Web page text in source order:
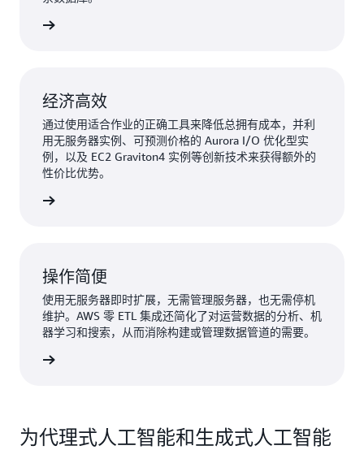
经济高效
通过使用适合作业的正确工具来降低总拥有成本，并利
用无服务器实例、可预测价格的 Aurora I/O 优化型实
例，以及 EC2 Graviton4 实例等创新技术来获得额外的
性价比优势。
操作简便
使用无服务器即时扩展，无需管理服务器，也无需停机
维护。AWS 零 ETL 集成还简化了对运营数据的分析、机
器学习和搜索，从而消除构建或管理数据管道的需要。
为代理式人工智能和生成式人工智能